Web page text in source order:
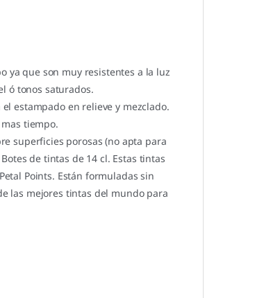
que son muy resistentes a la luz
ó tonos saturados.
estampado en relieve y mezclado.
tiempo.
superficies porosas (no apta para
de tintas de 14 cl. Estas tintas
Points. Están formuladas sin
las mejores tintas del mundo para